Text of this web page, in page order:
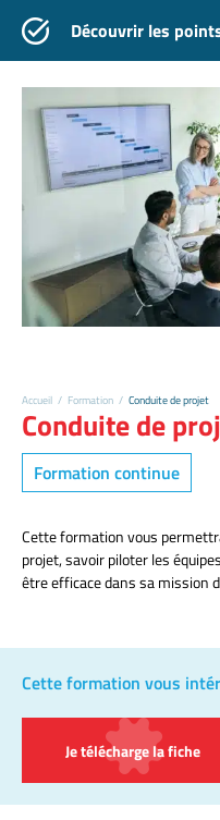
Découvrir les
Accueil / Formation / Conduite de projet
Conduite de
Formation continue
Cette formation vous
projet, savoir piloter les
être efficace dans sa mission
Cette formation vous
Je télécharge la fiche